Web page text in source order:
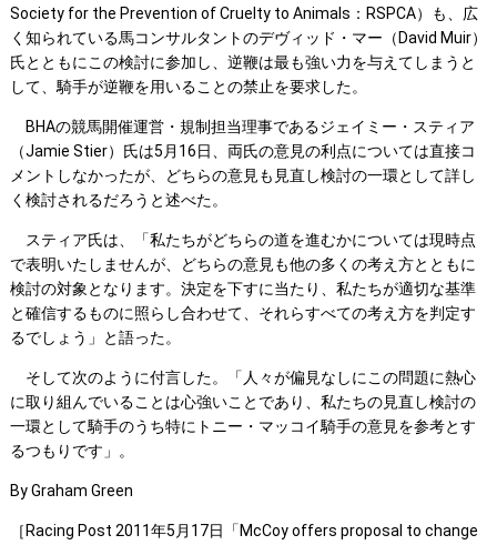
Society for the Prevention of Cruelty to Animals：RSPCA）も、広
く知られている馬コンサルタントのデヴィッド・マー（David Muir）
氏とともにこの検討に参加し、逆鞭は最も強い力を与えてしまうと
して、騎手が逆鞭を用いることの禁止を要求した。
BHAの競馬開催運営・規制担当理事であるジェイミー・スティア
（Jamie Stier）氏は5月16日、両氏の意見の利点については直接コ
メントしなかったが、どちらの意見も見直し検討の一環として詳し
く検討されるだろうと述べた。
スティア氏は、「私たちがどちらの道を進むかについては現時点
で表明いたしませんが、どちらの意見も他の多くの考え方とともに
検討の対象となります。決定を下すに当たり、私たちが適切な基準
と確信するものに照らし合わせて、それらすべての考え方を判定す
るでしょう」と語った。
そして次のように付言した。「人々が偏見なしにこの問題に熱心
に取り組んでいることは心強いことであり、私たちの見直し検討の
一環として騎手のうち特にトニー・マッコイ騎手の意見を参考とす
るつもりです」。
By Graham Green
［Racing Post 2011年5月17日「McCoy offers proposal to change